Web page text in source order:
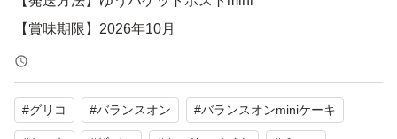
【賞味期限】2026年10月
【注意事項】
①食品なので、
#グリコ #バランスオン #バランスオンminiケーキ